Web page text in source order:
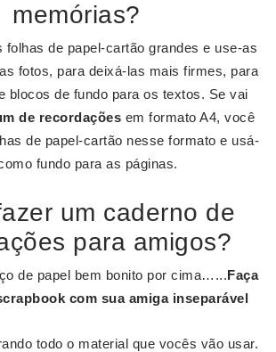
memórias?
folhas de papel-cartão grandes e use-as
fotos, para deixá-las mais firmes, para
blocos de fundo para os textos. Se vai
de recordações em formato A4, você
de papel-cartão nesse formato e usá-
fundo para as páginas.
um caderno de
para amigos?
de papel bem bonito por cima…...Faça
com sua amigainseparável
todo o material que vocês vão usar.